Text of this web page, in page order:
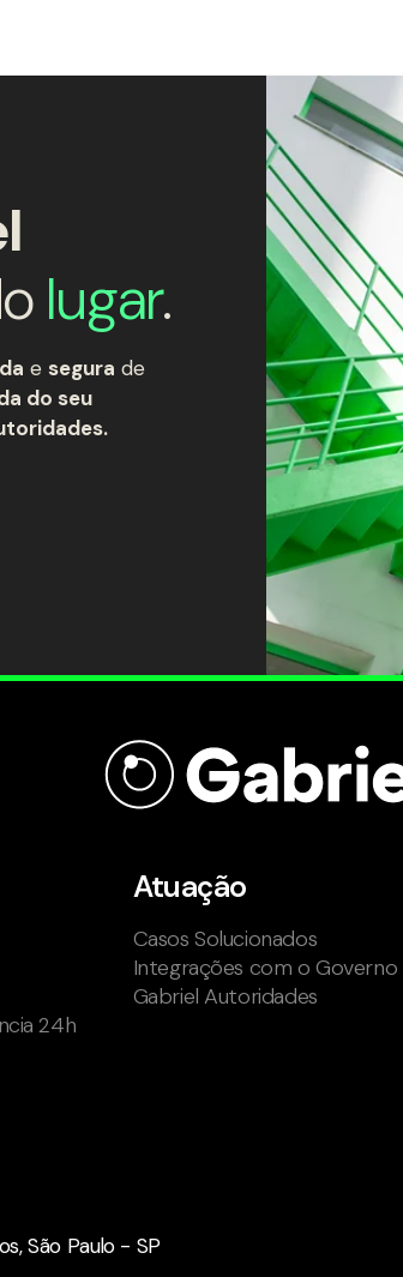
lugar.
e segura de
do seu
24h
Atuação
Casos Solucionados
Integrações com o Governo
Gabriel Autoridades
São Paulo - SP